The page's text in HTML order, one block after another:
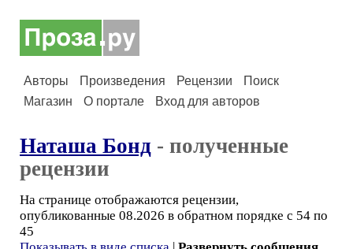
Авторы Произведения Рецензии
Поиск
Магазин
О портале Вход для авторов
Наташа Бонд - полученные
рецензии
На странице отображаются рецензии,
опубликованные 08.2026 в обратном порядке с 54 по
45